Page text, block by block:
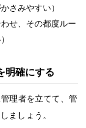
さみやすい）
せ、その都度ルー
明確にする
理者を立てて、管
ましょう。